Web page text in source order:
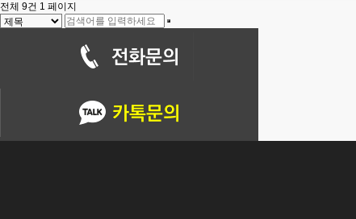
전체 9건 1 페이지